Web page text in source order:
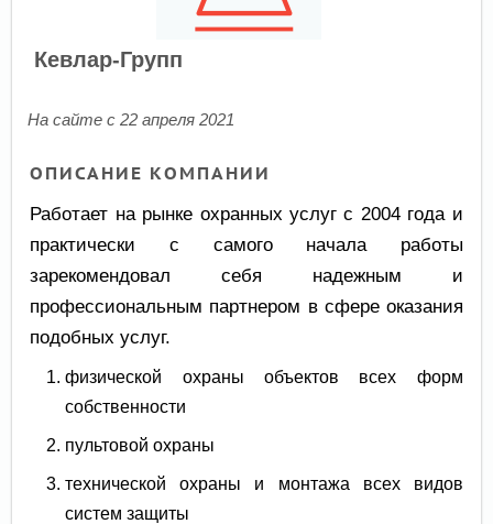
Кевлар-Групп
На сайте с 22 апреля 2021
ОПИСАНИЕ КОМПАНИИ
Работает на рынке охранных услуг с 2004 года и
практически с самого начала работы
зарекомендовал себя надежным и
профессиональным партнером в сфере оказания
подобных услуг.
физической охраны объектов всех форм
собственности
пультовой охраны
технической охраны и монтажа всех видов
систем защиты